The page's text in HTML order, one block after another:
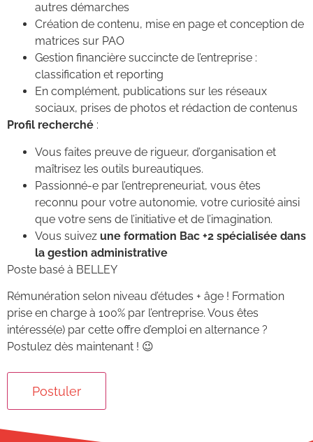
autres démarches
Création de contenu, mise en page et conception de
matrices sur PAO
Gestion financière succincte de l’entreprise :
classification et reporting
En complément, publications sur les réseaux
sociaux, prises de photos et rédaction de contenus
Profil recherché :
Vous faites preuve de rigueur, d’organisation et
maîtrisez les outils bureautiques.
Passionné-e par l’entrepreneuriat, vous êtes
reconnu pour votre autonomie, votre curiosité ainsi
que votre sens de l’initiative et de l’imagination.
Vous suivez une formation Bac +2 spécialisée dans
la gestion administrative
Poste basé à BELLEY
Rémunération selon niveau d’études + âge ! Formation
prise en charge à 100% par l’entreprise. Vous êtes
intéressé(e) par cette offre d’emploi en alternance ?
Postulez dès maintenant ! 😉